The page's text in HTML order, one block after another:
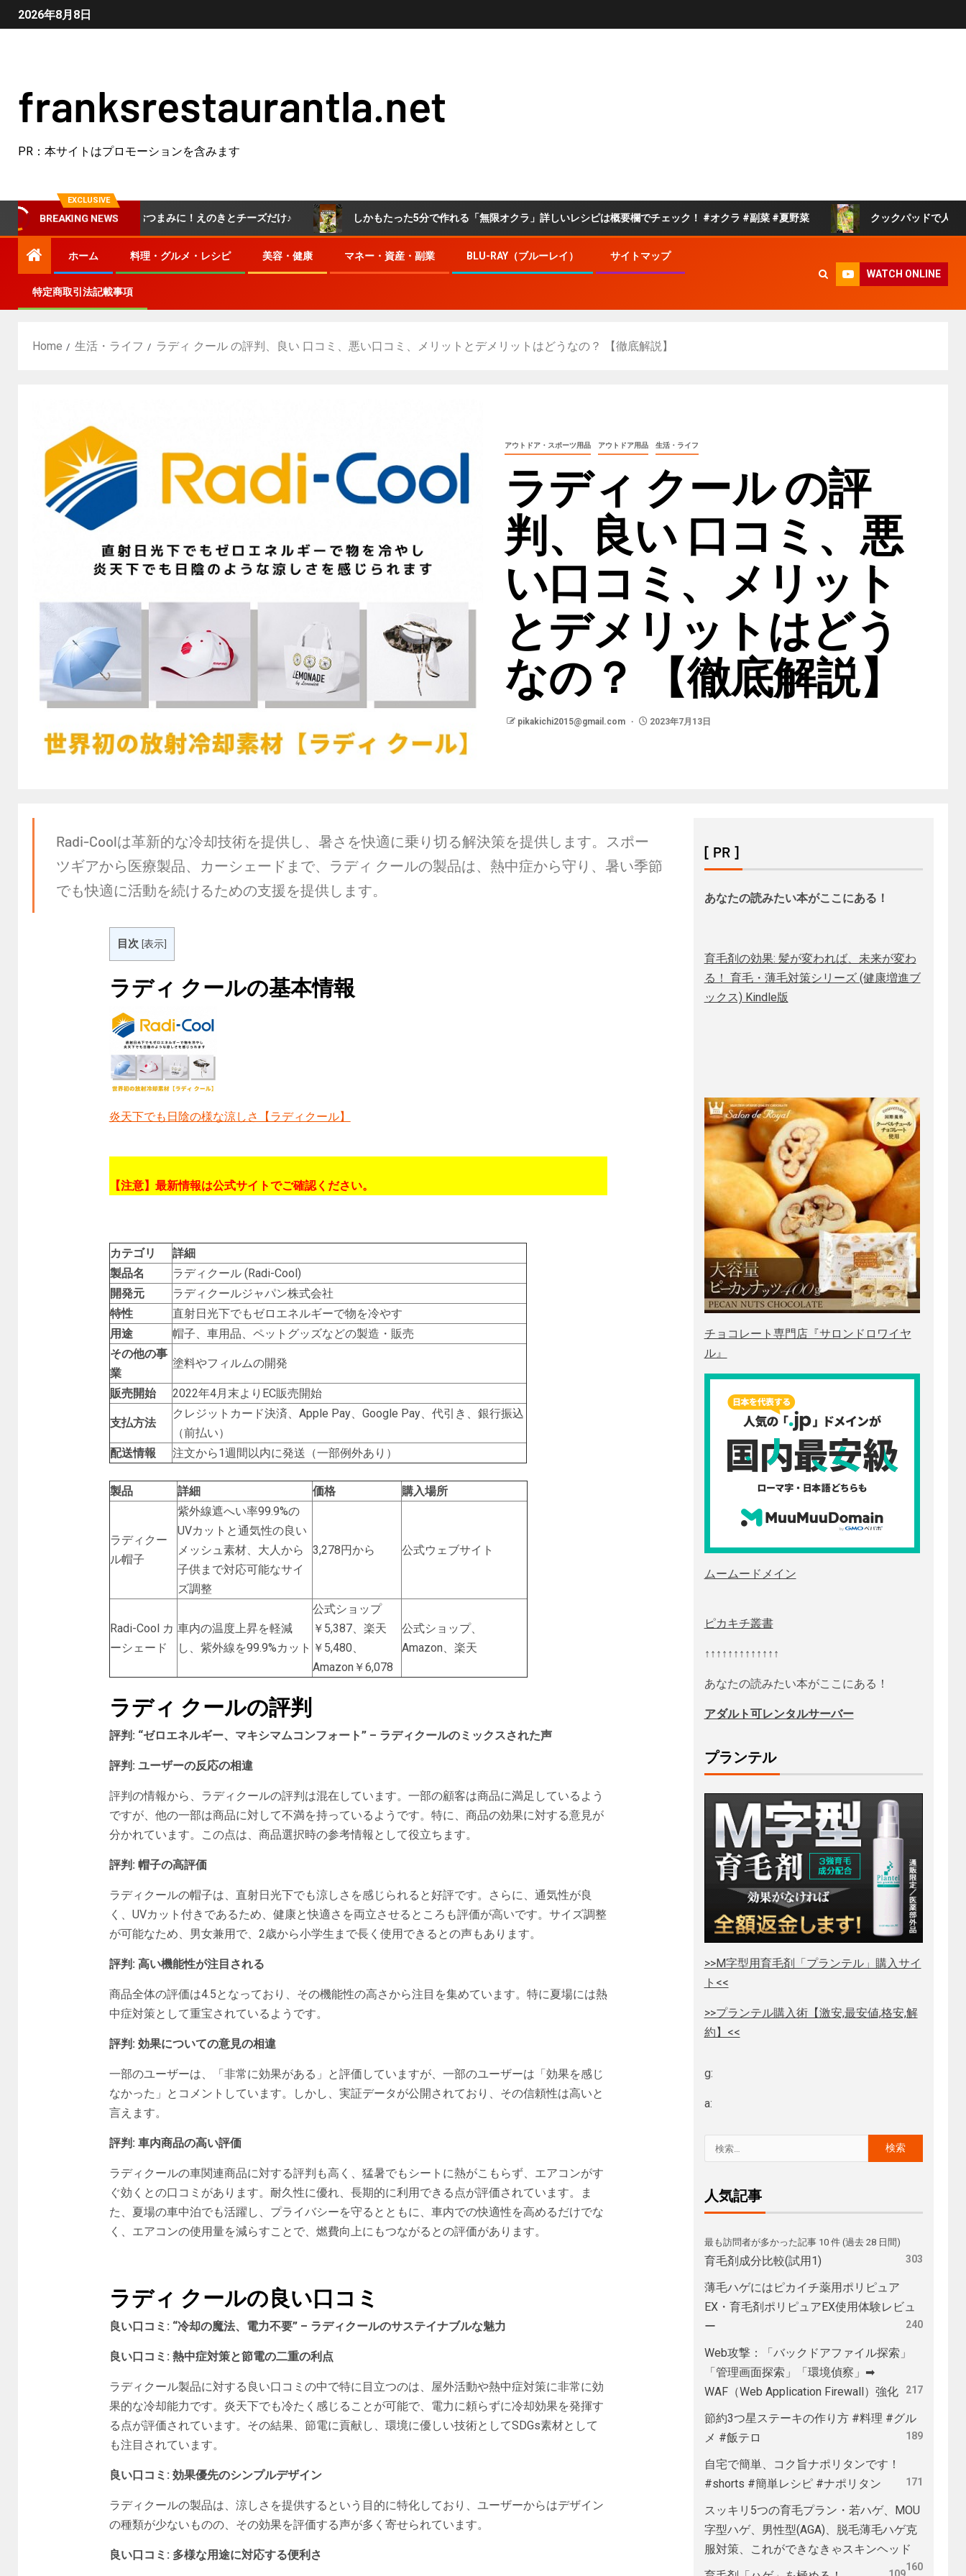
2026年8月8日
franksrestaurantla.net
PR：本サイトはプロモーションを含みます
EXCLUSIVE
BREAKING NEWS
き】えのきが無限おつまみに！えのきとチーズだけ♪ しかもたった5分で作れる「無限オクラ」詳しいレシピは概要欄でチェック！ #オクラ #副菜 #夏野菜 クックパッドで人気の白菜の
ホーム 料理・グルメ・レシピ 美容・健康 マネー・資産・副業 BLU-RAY（ブルーレイ） サイトマップ
特定商取引法記載事項
WATCH ONLINE
Home 生活・ライフ ラディ クール の評判、良い 口コミ、悪い口コミ、メリットとデメリットはどうなの？ 【徹底解説】
アウトドア・スポーツ用品 アウトドア用品 生活・ライフ
ラディ クール の評
判、良い 口コミ、悪
い口コミ、メリット
とデメリットはどう
なの？ 【徹底解説】
pikakichi2015@gmail.com 2023年7月13日
Radi-Coolは革新的な冷却技術を提供し、暑さを快適に乗り切る解決策を提供します。スポー
ツギアから医療製品、カーシェードまで、ラディ クールの製品は、熱中症から守り、暑い季節
でも快適に活動を続けるための支援を提供します。
目次 [表示]
ラディ クールの基本情報
炎天下でも日陰の様な涼しさ【ラディクール】
【注意】最新情報は公式サイトでご確認ください。
カテゴリ
詳細
製品名
ラディクール (Radi-Cool)
開発元
ラディクールジャパン株式会社
特性
直射日光下でもゼロエネルギーで物を冷やす
用途
帽子、車用品、ペットグッズなどの製造・販売
その他の事
業
塗料やフィルムの開発
販売開始 2022年4月末よりEC販売開始
支払方法
クレジットカード決済、Apple Pay、Google Pay、代引き、銀行振込
（前払い）
配送情報
注文から1週間以内に発送（一部例外あり）
製品 詳細 価格 購入場所
ラディクー
ル帽子
紫外線遮へい率99.9%の
UVカットと通気性の良い
メッシュ素材、大人から
子供まで対応可能なサイ
ズ調整
3,278円から 公式ウェブサイト
Radi-Cool カ
ーシェード
車内の温度上昇を軽減
し、紫外線を99.9%カット
公式ショップ
￥5,387、楽天
￥5,480、
Amazon￥6,078
公式ショップ、
Amazon、楽天
ラディ クールの評判
評判: “ゼロエネルギー、マキシマムコンフォート” – ラディクールのミックスされた声
評判: ユーザーの反応の相違
評判の情報から、ラディクールの評判は混在しています。一部の顧客は商品に満足しているよう
ですが、他の一部は商品に対して不満を持っているようです。特に、商品の効果に対する意見が
分かれています。この点は、商品選択時の参考情報として役立ちます。
評判: 帽子の高評価
ラディクールの帽子は、直射日光下でも涼しさを感じられると好評です。さらに、通気性が良
く、UVカット付きであるため、健康と快適さを両立させるところも評価が高いです。サイズ調整
が可能なため、男女兼用で、2歳から小学生まで長く使用できるとの声もあります。
評判: 高い機能性が注目される
商品全体の評価は4.5となっており、その機能性の高さから注目を集めています。特に夏場には熱
中症対策として重宝されているようです。
評判: 効果についての意見の相違
一部のユーザーは、「非常に効果がある」と評価していますが、一部のユーザーは「効果を感じ
なかった」とコメントしています。しかし、実証データが公開されており、その信頼性は高いと
言えます。
評判: 車内商品の高い評価
ラディクールの車関連商品に対する評判も高く、猛暑でもシートに熱がこもらず、エアコンがす
ぐ効くとの口コミがあります。耐久性に優れ、長期的に利用できる点が評価されています。ま
た、夏場の車中泊でも活躍し、プライバシーを守るとともに、車内での快適性を高めるだけでな
く、エアコンの使用量を減らすことで、燃費向上にもつながるとの評価があります。
ラディ クールの良い口コミ
良い口コミ: “冷却の魔法、電力不要” – ラディクールのサステイナブルな魅力
良い口コミ: 熱中症対策と節電の二重の利点
ラディクール製品に対する良い口コミの中で特に目立つのは、屋外活動や熱中症対策に非常に効
果的な冷却能力です。炎天下でも冷たく感じることが可能で、電力に頼らずに冷却効果を発揮す
る点が評価されています。その結果、節電に貢献し、環境に優しい技術としてSDGs素材として
も注目されています。
良い口コミ: 効果優先のシンプルデザイン
ラディクールの製品は、涼しさを提供するという目的に特化しており、ユーザーからはデザイン
の種類が少ないものの、その効果を評価する声が多く寄せられています。
良い口コミ: 多様な用途に対応する便利さ
[ PR ]
あなたの読みたい本がここにある！
育毛剤の効果: 髪が変われば、未来が変わ
る！ 育毛・薄毛対策シリーズ (健康増進ブ
ックス) Kindle版
チョコレート専門店『サロンドロワイヤ
ル』
ムームードメイン
ピカキチ叢書
↑↑↑↑↑↑↑↑↑↑↑↑↑
あなたの読みたい本がここにある！
アダルト可レンタルサーバー
プランテル
>>M字型用育毛剤「プランテル」購入サイ
ト<<
>>プランテル購入術【激安,最安値,格安,解
約】<<
g:
a:
人気記事
最も訪問者が多かった記事 10 件 (過去 28 日間)
育毛剤成分比較(試用1) 303
薄毛ハゲにはピカイチ薬用ポリピュア
EX・育毛剤ポリピュアEX使用体験レビュ
ー
240
Web攻撃：「バックドアファイル探索」
「管理画面探索」「環境偵察」➡
WAF（Web Application Firewall）強化
217
節約3つ星ステーキの作り方 #料理 #グル
メ #飯テロ
189
自宅で簡単、コク旨ナポリタンです！
#shorts #簡単レシピ #ナポリタン
171
スッキリ5つの育毛プラン・若ハゲ、MOU
字型ハゲ、男性型(AGA)、脱毛薄毛ハゲ克
服対策、これができなきゃスキンヘッド
160